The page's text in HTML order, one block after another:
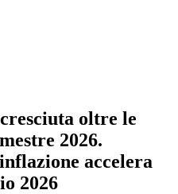
oltre le
2026.
accelera
2026